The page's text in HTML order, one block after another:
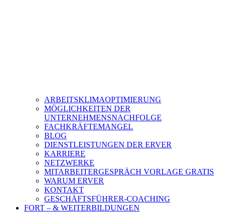
ARBEITSKLIMAOPTIMIERUNG
MÖGLICHKEITEN DER
UNTERNEHMENSNACHFOLGE
FACHKRÄFTEMANGEL
BLOG
DIENSTLEISTUNGEN DER ERVER
KARRIERE
NETZWERKE
MITARBEITERGESPRÄCH VORLAGE GRATIS
WARUM ERVER
KONTAKT
GESCHÄFTSFÜHRER-COACHING
FORT – & WEITERBILDUNGEN